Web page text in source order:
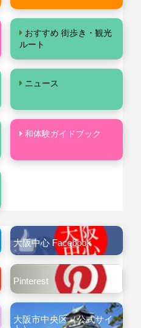
おすすめ 街歩き・観光
ルート
ニュース
和体験ガイドブック
大阪中心 Facebook
Pinterest
大阪市中央区（公式サイ